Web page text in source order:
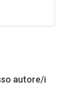
autore/i